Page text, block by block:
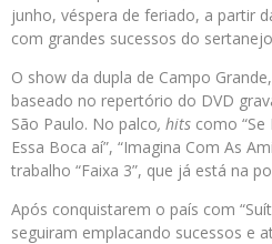
junho, véspera de feriado, a partir
com grandes sucessos do
O show da dupla de Campo Grande,
baseado no repertório do DVD
São Paulo. No palco, hits como “Se
Essa Boca aí”, “Imagina Com As
trabalho “Faixa 3”, que já está na
Após conquistarem o país com
seguiram emplacando sucessos e